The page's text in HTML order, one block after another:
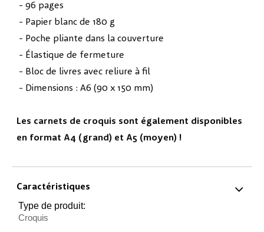
- 96 pages
- Papier blanc de 180 g
- Poche pliante dans la couverture
- Élastique de fermeture
- Bloc de livres avec reliure à fil
- Dimensions : A6 (90 x 150 mm)
Les carnets de croquis sont également disponibles
en format A4 (grand) et A5 (moyen) !
Caractéristiques
Type de produit:
Croquis